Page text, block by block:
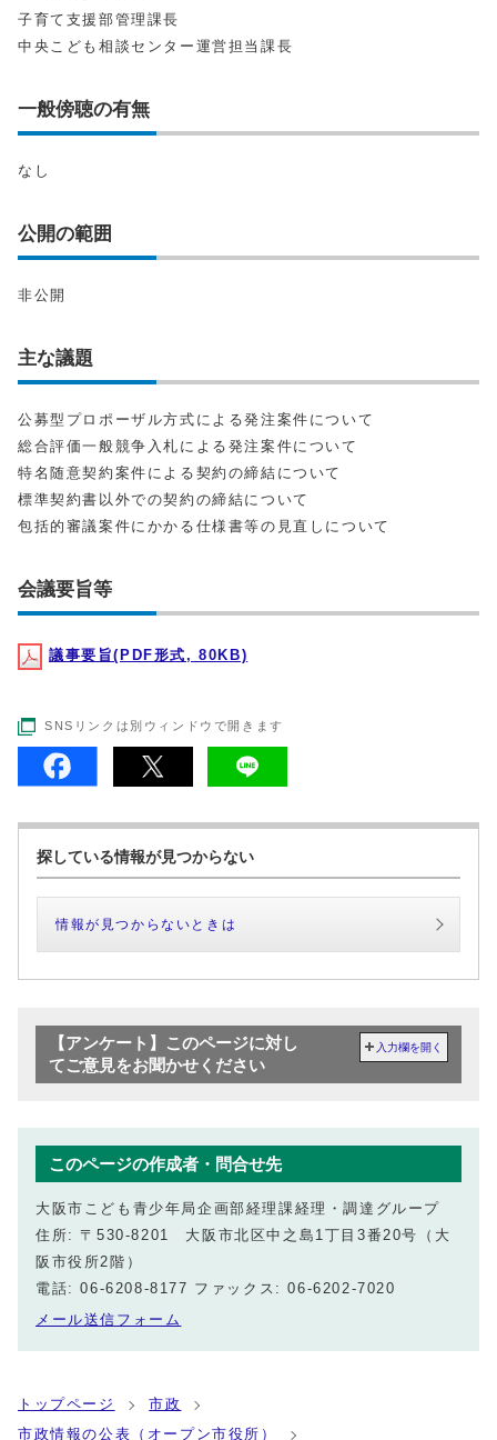
子育て支援部管理課長
中央こども相談センター運営担当課長
一般傍聴の有無
なし
公開の範囲
非公開
主な議題
公募型プロポーザル方式による発注案件について
総合評価一般競争入札による発注案件について
特名随意契約案件による契約の締結について
標準契約書以外での契約の締結について
包括的審議案件にかかる仕様書等の見直しについて
会議要旨等
議事要旨(PDF形式, 80KB)
SNSリンクは別ウィンドウで開きます
探している情報が見つからない
情報が見つからないときは
【アンケート】このページに対し
てご意見をお聞かせください
入力欄を開く
このページの作成者・問合せ先
大阪市こども青少年局企画部経理課経理・調達グループ
住所: 〒530-8201 大阪市北区中之島1丁目3番20号（大
阪市役所2階）
電話: 06-6208-8177 ファックス: 06-6202-7020
メール送信フォーム
トップページ
市政
市政情報の公表（オープン市役所）